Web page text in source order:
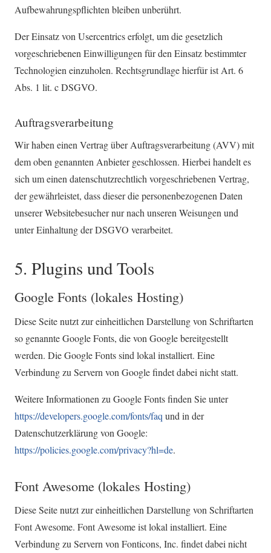
Aufbewahrungspflichten bleiben unberührt.
Der Einsatz von Usercentrics erfolgt, um die gesetzlich
vorgeschriebenen Einwilligungen für den Einsatz bestimmter
Technologien einzuholen. Rechtsgrundlage hierfür ist Art. 6
Abs. 1 lit. c DSGVO.
Auftragsverarbeitung
Wir haben einen Vertrag über Auftragsverarbeitung (AVV) mit
dem oben genannten Anbieter geschlossen. Hierbei handelt es
sich um einen datenschutzrechtlich vorgeschriebenen Vertrag,
der gewährleistet, dass dieser die personenbezogenen Daten
unserer Websitebesucher nur nach unseren Weisungen und
unter Einhaltung der DSGVO verarbeitet.
5. Plugins und Tools
Google Fonts (lokales Hosting)
Diese Seite nutzt zur einheitlichen Darstellung von Schriftarten
so genannte Google Fonts, die von Google bereitgestellt
werden. Die Google Fonts sind lokal installiert. Eine
Verbindung zu Servern von Google findet dabei nicht statt.
Weitere Informationen zu Google Fonts finden Sie unter
https://developers.google.com/fonts/faq und in der
Datenschutzerklärung von Google:
https://policies.google.com/privacy?hl=de.
Font Awesome (lokales Hosting)
Diese Seite nutzt zur einheitlichen Darstellung von Schriftarten
Font Awesome. Font Awesome ist lokal installiert. Eine
Verbindung zu Servern von Fonticons, Inc. findet dabei nicht